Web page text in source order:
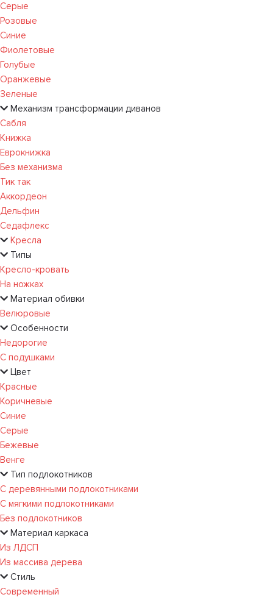
Серые
Розовые
Синие
Фиолетовые
Голубые
Оранжевые
Зеленые
Механизм трансформации диванов
Сабля
Книжка
Еврокнижка
Без механизма
Тик так
Аккордеон
Дельфин
Седафлекс
Кресла
Типы
Кресло-кровать
На ножках
Материал обивки
Велюровые
Особенности
Недорогие
С подушками
Цвет
Красные
Коричневые
Синие
Серые
Бежевые
Венге
Тип подлокотников
С деревянными подлокотниками
С мягкими подлокотниками
Без подлокотников
Материал каркаса
Из ЛДСП
Из массива дерева
Стиль
Современный